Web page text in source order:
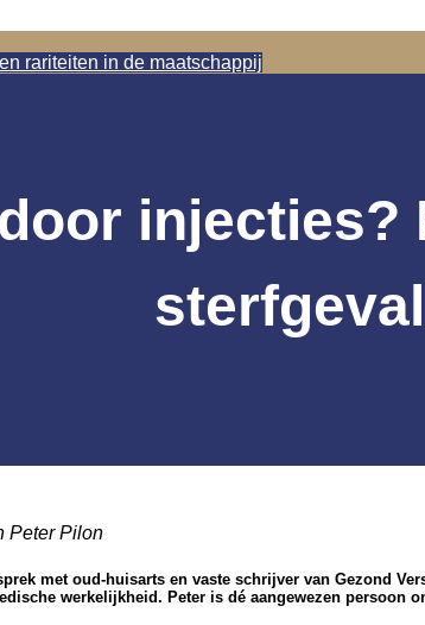
rariteiten in de maatschappij
injecties?
Peter Pilon
met oud-huisarts en vaste schrijver van Gezond
werkelijkheid. Peter is dé aangewezen persoon